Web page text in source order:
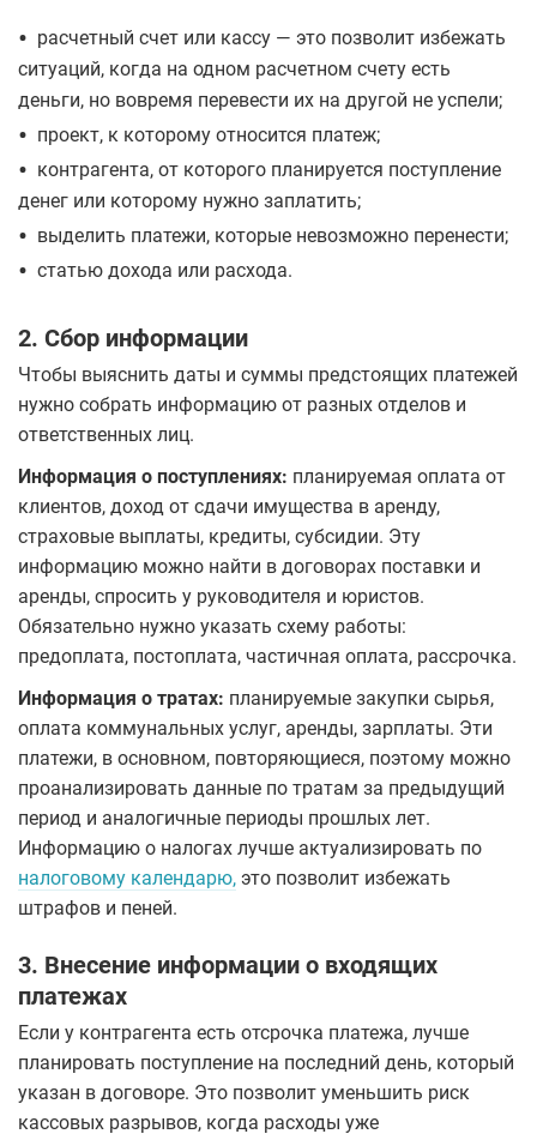
• расчетный счет или кассу — это позволит избежать
ситуаций, когда на одном расчетном счету есть
деньги, но вовремя перевести их на другой не успели;
• проект, к которому относится платеж;
• контрагента, от которого планируется поступление
денег или которому нужно заплатить;
• выделить платежи, которые невозможно перенести;
• статью дохода или расхода.
2. Сбор информации
Чтобы выяснить даты и суммы предстоящих платежей
нужно собрать информацию от разных отделов и
ответственных лиц.
Информация о поступлениях: планируемая оплата от
клиентов, доход от сдачи имущества в аренду,
страховые выплаты, кредиты, субсидии. Эту
информацию можно найти в договорах поставки и
аренды, спросить у руководителя и юристов.
Обязательно нужно указать схему работы:
предоплата, постоплата, частичная оплата, рассрочка.
Информация о тратах: планируемые закупки сырья,
оплата коммунальных услуг, аренды, зарплаты. Эти
платежи, в основном, повторяющиеся, поэтому можно
проанализировать данные по тратам за предыдущий
период и аналогичные периоды прошлых лет.
Информацию о налогах лучше актуализировать по
налоговому календарю, это позволит избежать
штрафов и пеней.
3. Внесение информации о входящих
платежах
Если у контрагента есть отсрочка платежа, лучше
планировать поступление на последний день, который
указан в договоре. Это позволит уменьшить риск
кассовых разрывов, когда расходы уже